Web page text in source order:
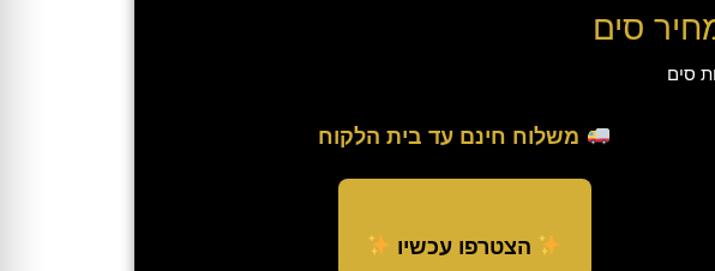
סים
סים
משלוח חינם עד בית הלקוח
הצטרפו עכשיו